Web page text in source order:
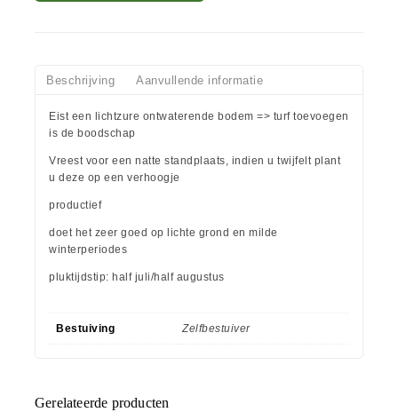
Beschrijving Aanvullende informatie
Eist een lichtzure ontwaterende bodem => turf toevoegen
is de boodschap
Vreest voor een natte standplaats, indien u twijfelt plant
u deze op een verhoogje
productief
doet het zeer goed op lichte grond en milde
winterperiodes
pluktijdstip: half juli/half augustus
Bestuiving Zelfbestuiver
Gerelateerde producten